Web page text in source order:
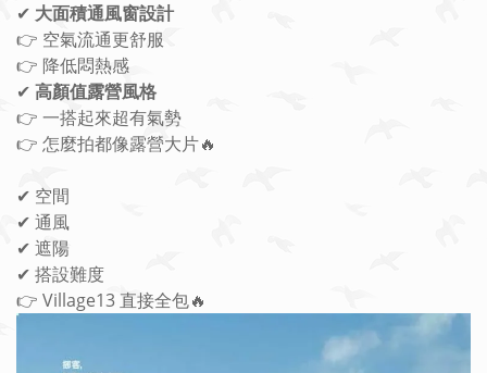
✔ 大面積通風窗設計
👉 空氣流通更舒服
👉 降低悶熱感
✔ 高顏值露營風格
👉 一搭起來超有氣勢
👉 怎麼拍都像露營大片🔥
✔ 空間
✔ 通風
✔ 遮陽
✔ 搭設難度
👉 Village13 直接全包🔥